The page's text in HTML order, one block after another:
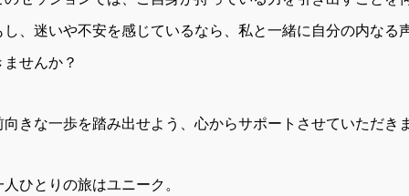
し、迷いや不安を感じているなら、私と一緒に自分の内なる
ませんか？
向きな一歩を踏み出せよう、心からサポートさせていただき
人ひとりの旅はユニーク。